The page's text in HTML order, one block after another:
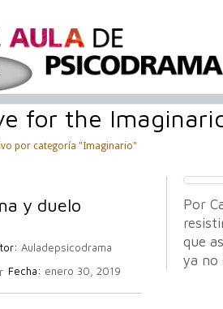
for the
por categoría "Imaginario"
y duelo
Auladepsicodrama
Fecha: enero 30, 2019
Por
que
ya no